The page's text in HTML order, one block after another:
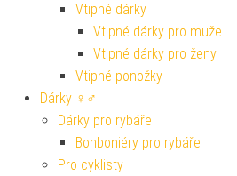
Vtipné dárky
Vtipné dárky pro muže
Vtipné dárky pro ženy
Vtipné ponožky
Dárky ♀♂
Dárky pro rybáře
Bonboniéry pro rybáře
Pro cyklisty